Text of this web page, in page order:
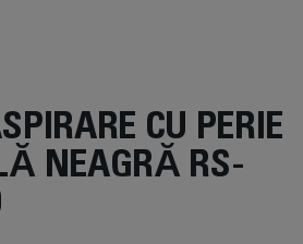
CU PERIE
NEAGRĂ RS-